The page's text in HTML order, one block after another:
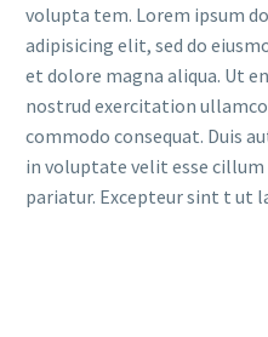
volupta tem. Lorem ipsum
adipisicing elit, sed do
et dolore magna aliqua. Ut
nostrud exercitation
commodo consequat. Duis
in voluptate velit esse
pariatur. Excepteur sint t ut